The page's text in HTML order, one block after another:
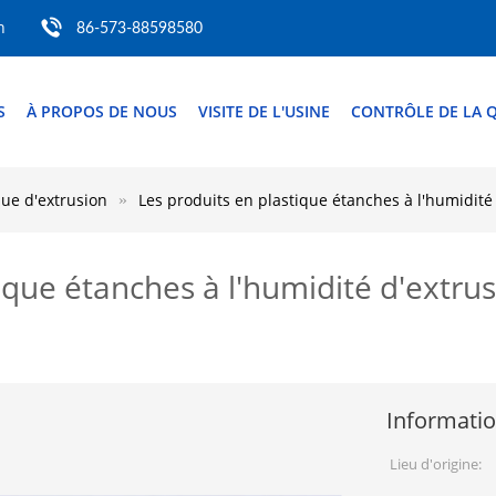
86-573-88598580
À PROPOS DE NOUS VISITE DE L'USINE CONTRÔLE DE LA
d'extrusion Les produits en plastique étanches à
étanches à l'humidité
Lieu d'origine: